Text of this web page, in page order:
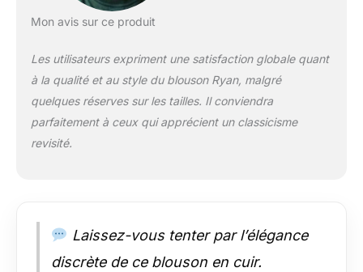
Mon avis sur ce produit
Les utilisateurs expriment une satisfaction globale quant
à la qualité et au style du blouson Ryan, malgré
quelques réserves sur les tailles. Il conviendra
parfaitement à ceux qui apprécient un classicisme
revisité.
Laissez-vous tenter par l’élégance
discrète de ce blouson en cuir.